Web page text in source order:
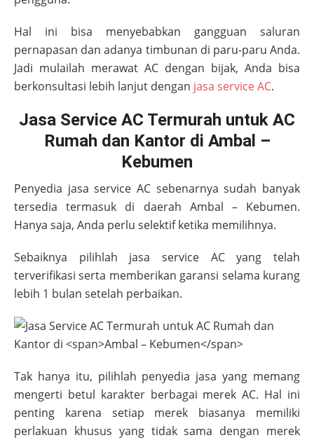
Hal ini bisa menyebabkan gangguan saluran
pernapasan dan adanya timbunan di paru-paru Anda.
Jadi mulailah merawat AC dengan bijak, Anda bisa
berkonsultasi lebih lanjut dengan jasa service AC.
Jasa Service AC Termurah untuk AC
Rumah dan Kantor di Ambal –
Kebumen
Penyedia jasa service AC sebenarnya sudah banyak
tersedia termasuk di daerah Ambal – Kebumen.
Hanya saja, Anda perlu selektif ketika memilihnya.
Sebaiknya pilihlah jasa service AC yang telah
terverifikasi serta memberikan garansi selama kurang
lebih 1 bulan setelah perbaikan.
Tak hanya itu, pilihlah penyedia jasa yang memang
mengerti betul karakter berbagai merek AC. Hal ini
penting karena setiap merek biasanya memiliki
perlakuan khusus yang tidak sama dengan merek